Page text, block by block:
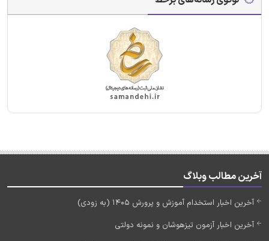
آخرین مطالب وبلاگ
آخرین اخبار استخدام آموزش و پرورش 1405 (به زودی)
آخرین اخبار آزمون تیزهوشان و نمونه دولتی